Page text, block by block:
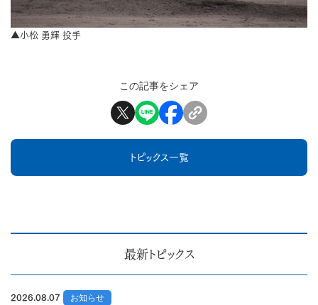
▲小松 勇輝 投手
この記事をシェア
トピックス一覧
最新トピックス
2026.08.07
お知らせ